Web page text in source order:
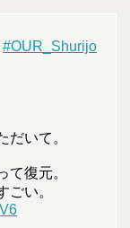
#OUR_Shurijo
だいて。
て復元。
ごい。